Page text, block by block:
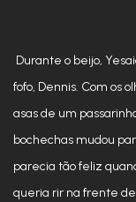
Durante o beijo,
fofo, Dennis. Com os
asas de um
bochechas mudou
parecia tão feliz
queria rir na frente